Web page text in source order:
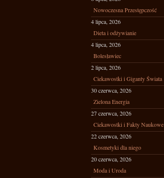
Nowoczesna Przestępczość
4 lipca, 2026
Dieta i odżywianie
4 lipca, 2026
Bolesławiec
2 lipca, 2026
Ciekawostki i Giganty Świata
30 czerwca, 2026
Zielona Energia
27 czerwca, 2026
Ciekawostki i Fakty Naukowe
22 czerwca, 2026
Kosmetyki dla niego
20 czerwca, 2026
Moda i Uroda